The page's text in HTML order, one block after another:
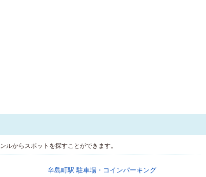
ルからスポットを探すことができます。
辛島町駅 駐車場・コインパーキング